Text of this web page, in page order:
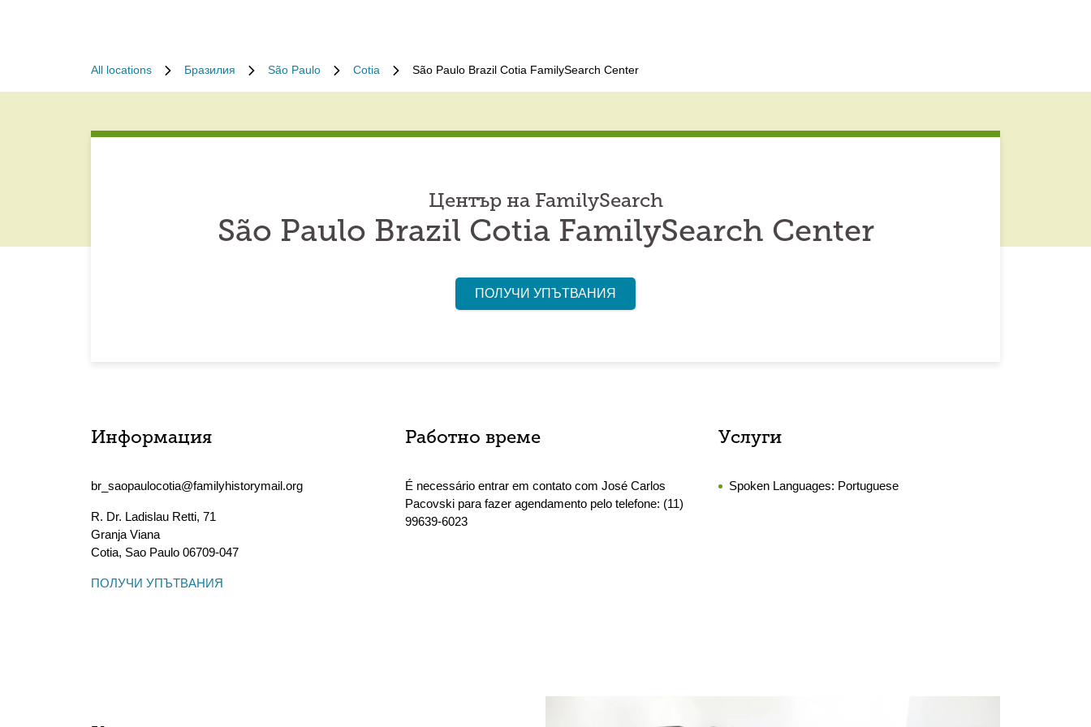
All locations Бразилия São Paulo Cotia São Paulo Brazil Cotia FamilySearch Center
Център на FamilySearch
São Paulo Brazil Cotia FamilySearch Center
ПОЛУЧИ УПЪТВАНИЯ
Информация
br_saopaulocotia@familyhistorymail.org
R. Dr. Ladislau Retti, 71
Granja Viana
Cotia, Sao Paulo 06709-047
ПОЛУЧИ УПЪТВАНИЯ
Работно време
É necessário entrar em contato com José Carlos
Pacovski para fazer agendamento pelo telefone: (11)
99639-6023
Услуги
Spoken Languages: Portuguese